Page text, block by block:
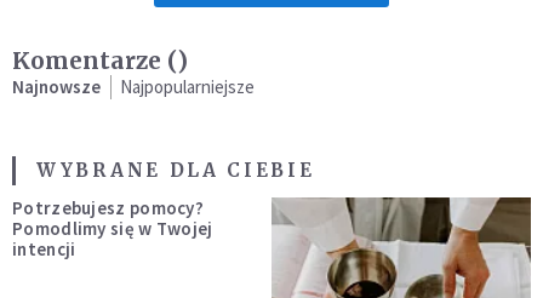
Komentarze ()
Najnowsze Najpopularniejsze
WYBRANE DLA CIEBIE
Potrzebujesz pomocy?
Pomodlimy się w Twojej
intencji